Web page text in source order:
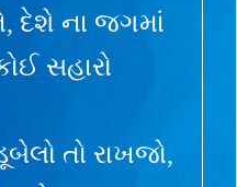
દેશે ના જગમાં
સહારો
તો રાખજો,